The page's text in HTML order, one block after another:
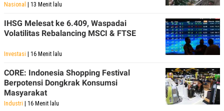
Nasional | 13 Menit lalu
IHSG Melesat ke 6.409, Waspadai
Volatilitas Rebalancing MSCI & FTSE
Investasi | 16 Menit lalu
CORE: Indonesia Shopping Festival
Berpotensi Dongkrak Konsumsi
Masyarakat
Industri | 16 Menit lalu